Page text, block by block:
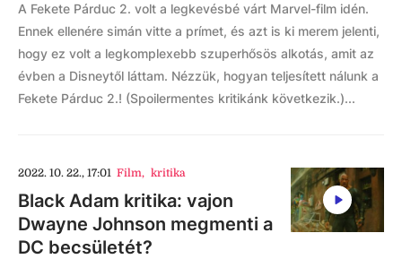
A Fekete Párduc 2. volt a legkevésbé várt Marvel-film idén.
Ennek ellenére simán vitte a prímet, és azt is ki merem jelenti,
hogy ez volt a legkomplexebb szuperhősös alkotás, amit az
évben a Disneytől láttam. Nézzük, hogyan teljesített nálunk a
Fekete Párduc 2.! (Spoilermentes kritikánk következik.)...
2022. 10. 22., 17:01 Film, kritika
Black Adam kritika: vajon
Dwayne Johnson megmenti a
DC becsületét?